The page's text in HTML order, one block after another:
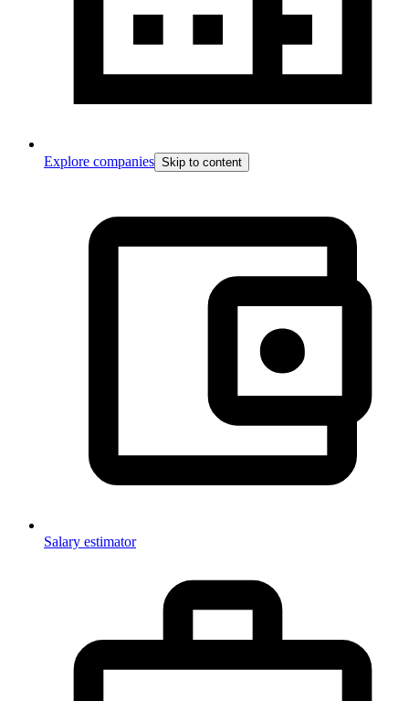
Explore companies Skip to content
Salary estimator